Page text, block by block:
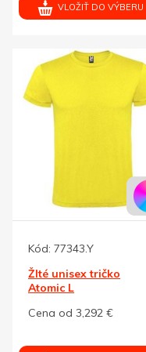
VLOŽIŤ DO VÝBERU
Kód: 77343.Y
Žlté unisex tričko
Atomic L
Cena od 3,292 €